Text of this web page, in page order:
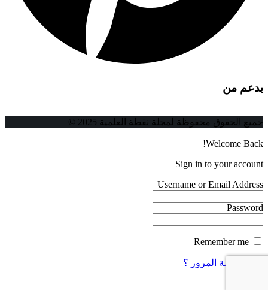
بدعم من
جميع الحقوق محفوظة لمجلة نقطة العلمية 2025 ©
Welcome Back!
Sign in to your account
Username or Email Address
Password
فقدت كلمة المرور ؟